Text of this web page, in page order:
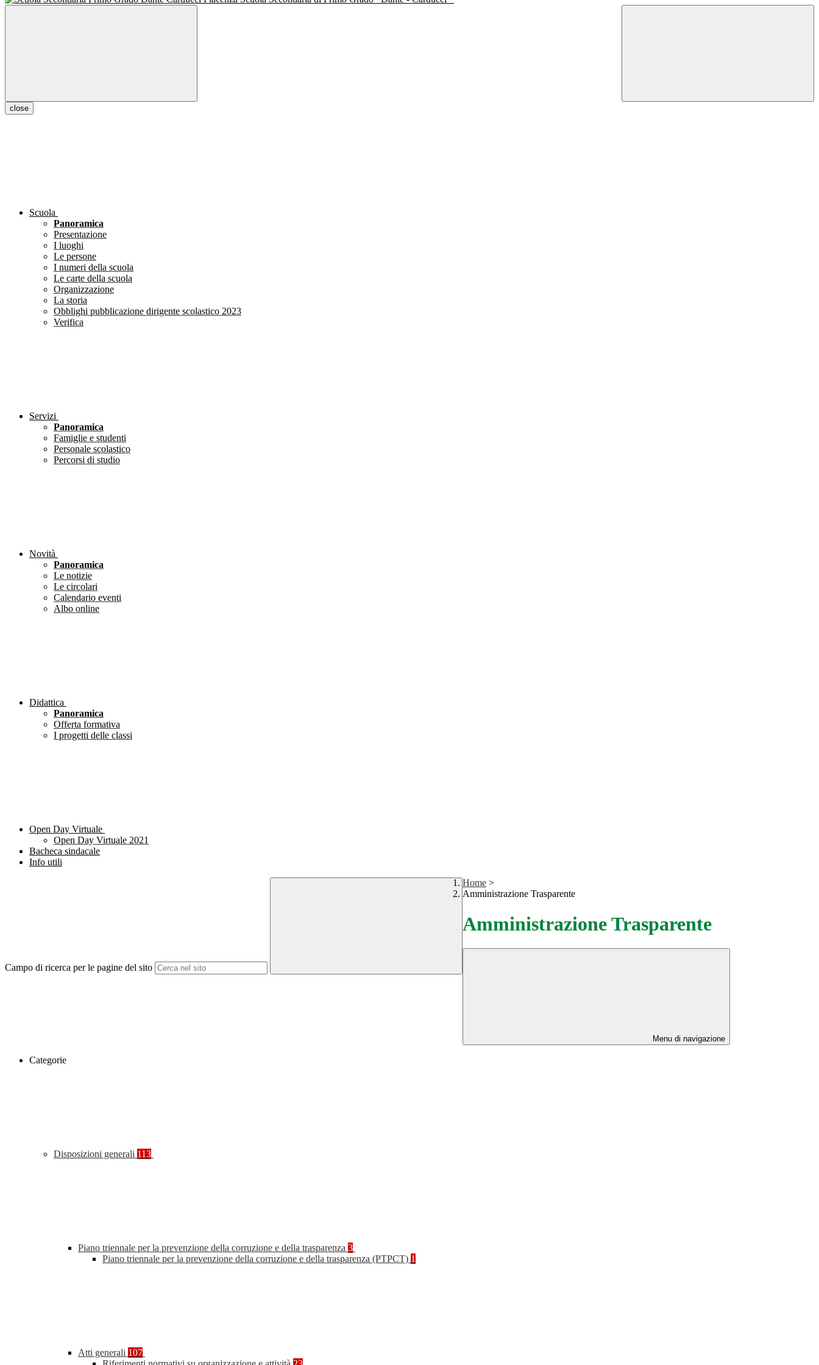
close
Scuola
Panoramica
Presentazione
I luoghi
Le persone
I numeri della scuola
Le carte della scuola
Organizzazione
La storia
Obblighi pubblicazione dirigente scolastico 2023
Verifica
Servizi
Panoramica
Famiglie e studenti
Personale scolastico
Percorsi di studio
Novità
Panoramica
Le notizie
Le circolari
Calendario eventi
Albo online
Didattica
Panoramica
Offerta formativa
I progetti delle classi
Open Day Virtuale
Open Day Virtuale 2021
Bacheca sindacale
Info utili
Campo di ricerca per le pagine del sito
Home >
Amministrazione Trasparente
Amministrazione Trasparente
Menu di navigazione
Categorie
Disposizioni generali 113
Piano triennale per la prevenzione della corruzione e della trasparenza 3
Piano triennale per la prevenzione della corruzione e della trasparenza (PTPCT) 1
Atti generali 107